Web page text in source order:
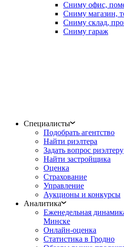
Сниму офис,
Сниму магазин,
Сниму склад,
Сниму гараж
Специалисты
Подобрать агентство
Найти риэлтера
Задать вопрос риэлтеру
Найти застройщика
Оценка
Страхование
Управление
Аукционы и конкурсы
Аналитика
Еженедельная
Минске
Онлайн-оценка
Статистика в Гродно